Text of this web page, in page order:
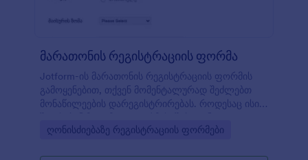
მარათონის რეგისტრაციის ფორმა
Jotform-ის მარათონის რეგისტრაციის ფორმის
გამოყენებით, თქვენ მომენტალურად შეძლებთ
მონაწილეების დარეგისტრირებას. როდესაც ისი
მომენტალურად აქცევს მათ ინფორმაციას
Go to Category:
ღონისძიებაზე რეგისტრაციის ფორმები